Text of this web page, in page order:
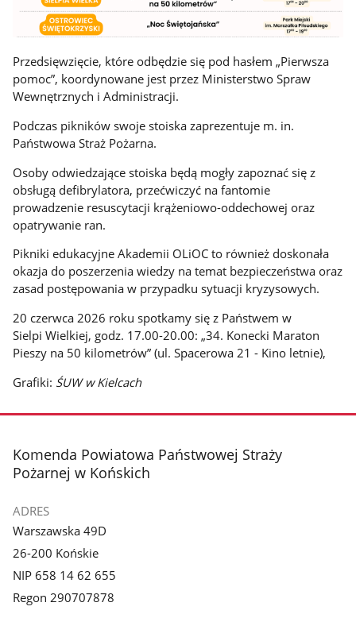
Przedsięwzięcie, które odbędzie się pod hasłem „Pierwsza
pomoc”, koordynowane jest przez Ministerstwo Spraw
Wewnętrznych i Administracji.
Podczas pikników swoje stoiska zaprezentuje m. in.
Państwowa Straż Pożarna.
Osoby odwiedzające stoiska będą mogły zapoznać się z
obsługą defibrylatora, przećwiczyć na fantomie
prowadzenie resuscytacji krążeniowo-oddechowej oraz
opatrywanie ran.
Pikniki edukacyjne Akademii OLiOC to również doskonała
okazja do poszerzenia wiedzy na temat bezpieczeństwa oraz
zasad postępowania w przypadku sytuacji kryzysowych.
20 czerwca 2026 roku spotkamy się z Państwem w
Sielpi Wielkiej, godz. 17.00-20.00: „34. Konecki Maraton
Pieszy na 50 kilometrów” (ul. Spacerowa 21 - Kino letnie),
Grafiki: ŚUW w Kielcach
stopka
Komenda Powiatowa Państwowej Straży
Pożarnej w Końskich
ADRES
Warszawska 49D
26-200 Końskie
NIP 658 14 62 655
Regon 290707878